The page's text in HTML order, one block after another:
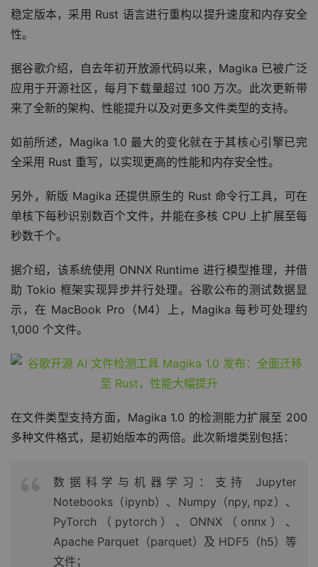
1.0，这是该公司基于人工智能的文件类型检测系统的首个
稳定版本，采用 Rust 语言进行重构以提升速度和内存安全
据谷歌介绍，自去年初开放源代码以来，Magika 已被广泛
应用于开源社区，每月下载量超过 100 万次。此次更新带
如前所述，Magika 1.0 最大的变化就在于其核心引擎已完
另外，新版 Magika 还提供原生的 Rust 命令行工具，可在
单核下每秒识别数百个文件，并能在多核 CPU 上扩展至每
据介绍，该系统使用 ONNX Runtime 进行模型推理，并借
助 Tokio 框架实现异步并行处理。谷歌公布的测试数据显
示，在 MacBook Pro（M4）上，Magika 每秒可处理约
在文件类型支持方面，Magika 1.0 的检测能力扩展至 200
数据科学与机器学习：支持 Jupyter
Notebooks（ipynb）、Numpy（npy, npz）、
PyTorch（pytorch）、ONNX（onnx）、
Apache Parquet（parquet）及 HDF5（h5）等